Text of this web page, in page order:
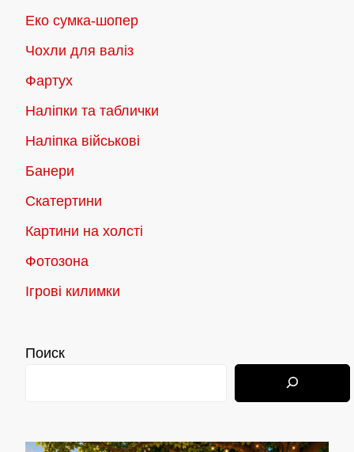
Еко сумка-шопер
Чохли для валіз
Фартух
Наліпки та таблички
Наліпка військові
Банери
Скатертини
Картини на холсті
Фотозона
Ігрові килимки
Поиск